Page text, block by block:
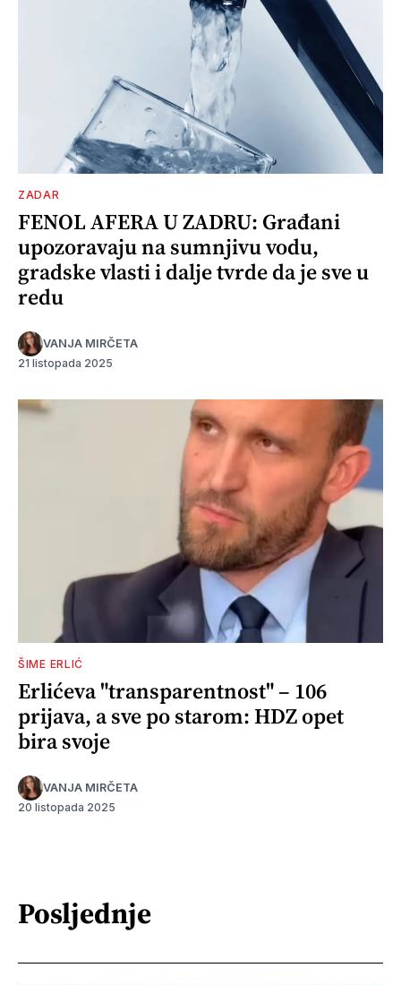
ZADAR
FENOL AFERA U ZADRU: Građani
upozoravaju na sumnjivu vodu,
gradske vlasti i dalje tvrde da je sve u
redu
VANJA MIRČETA
21 listopada 2025
ŠIME ERLIĆ
Erlićeva "transparentnost" – 106
prijava, a sve po starom: HDZ opet
bira svoje
VANJA MIRČETA
20 listopada 2025
Posljednje